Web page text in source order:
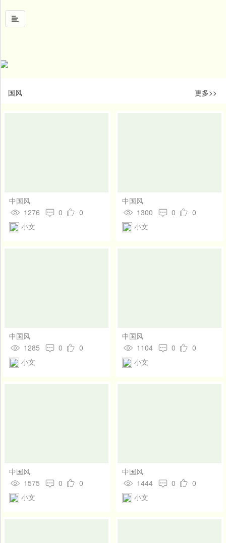
国
新
闻
开
更多>>
国风
中国风
1276
0
0
小文
中国风
1300
0
0
小文
中国风
1285
0
0
小文
中国风
1104
0
0
小文
中国风
1575
0
0
小文
中国风
1444
0
0
小文